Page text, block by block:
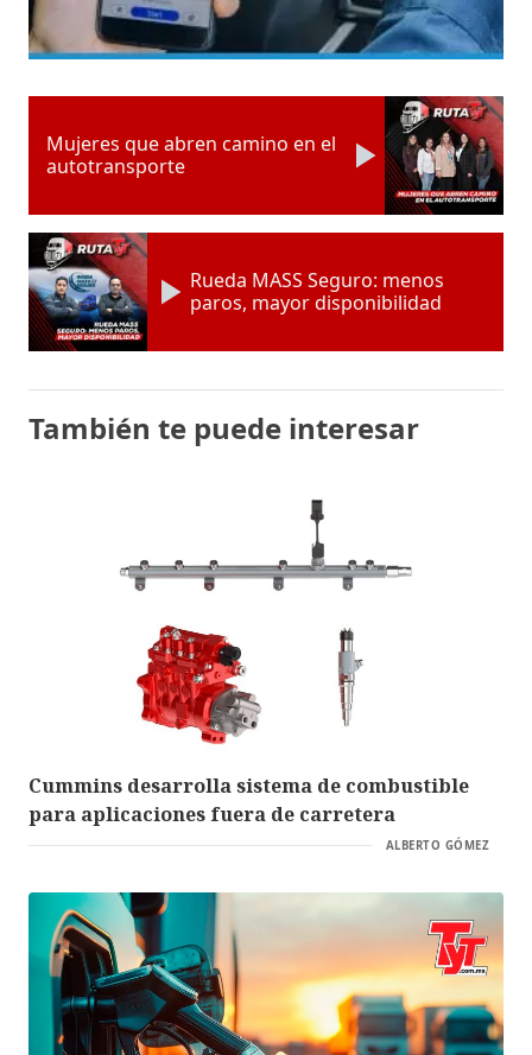
Mujeres que abren camino en el
autotransporte
Rueda MASS Seguro: menos
paros, mayor disponibilidad
También te puede interesar
Cummins desarrolla sistema de combustible
para aplicaciones fuera de carretera
ALBERTO GÓMEZ